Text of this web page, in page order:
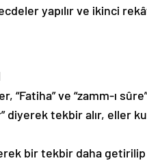
yapılır ve ikinci
ve “zamm-ı
diyerek tekbir alır, eller
bir tekbir daha getirilip